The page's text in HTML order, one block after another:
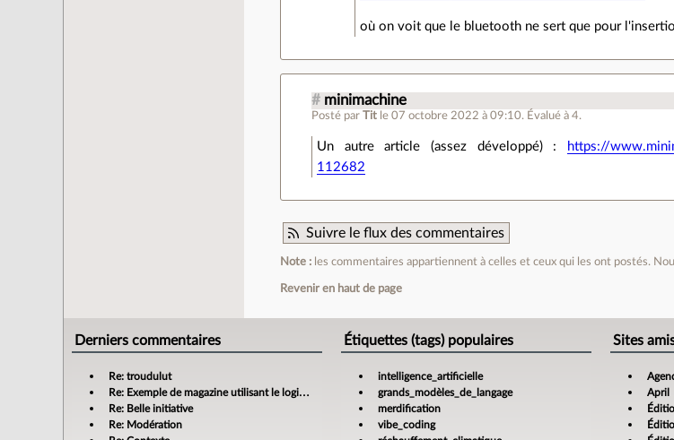
où on voit que le bluetooth ne sert que pour
# minimachine
Posté par Tit le 07 octobre 2022 à 09:10. Évalué à4.
Un autre article (assez développé) :
https://
112682
Suivre le flux des commentaires
Note : les commentaires appartiennent à celles et ceux qui les ont postés.
Revenir en haut de page
Derniers commentaires
Re: troudulut
Re: Exemple de magazine utilisant le logiciel libre Scribus
Re: Belle initiative
Re: Modération
Étiquettes (tags) populaires
intelligence_artificielle
grands_modèles_de_langage
merdification
vibe_coding
Sites
April